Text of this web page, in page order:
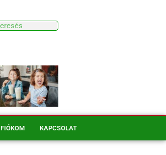
FIÓKOM KAPCSOLAT